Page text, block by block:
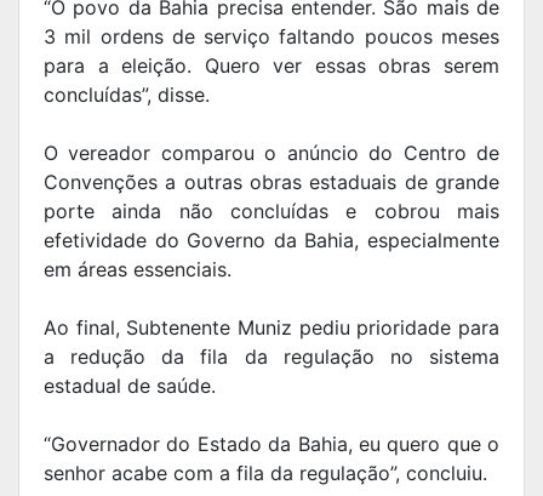
“O povo da Bahia precisa entender. São mais de
3 mil ordens de serviço faltando poucos meses
para a eleição. Quero ver essas obras serem
concluídas”, disse.
O vereador comparou o anúncio do Centro de
Convenções a outras obras estaduais de grande
porte ainda não concluídas e cobrou mais
efetividade do Governo da Bahia, especialmente
em áreas essenciais.
Ao final, Subtenente Muniz pediu prioridade para
a redução da fila da regulação no sistema
estadual de saúde.
“Governador do Estado da Bahia, eu quero que o
senhor acabe com a fila da regulação”, concluiu.